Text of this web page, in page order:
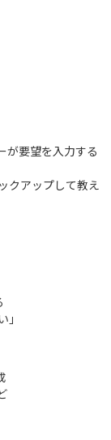
が要望を入力する
クアップして教え